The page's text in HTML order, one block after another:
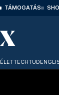
TÁMOGATÁS
ÉLETTECHTUD